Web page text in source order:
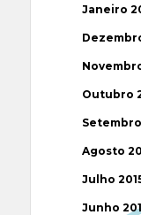
Janeiro
Outubro
Setembro
Agosto
Julho
Junho